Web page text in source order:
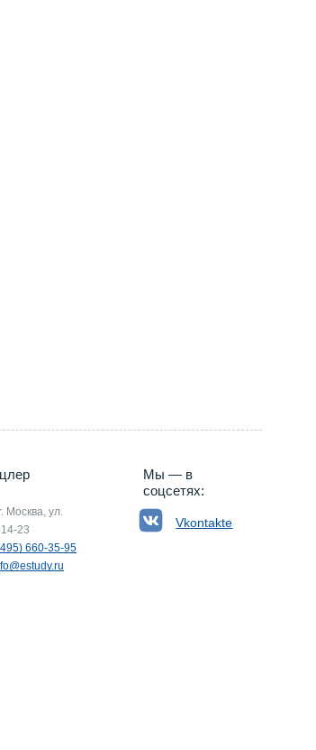
Москва, ул.
23
660-35-95
Мы — в
соцсетях:
Vkontakte